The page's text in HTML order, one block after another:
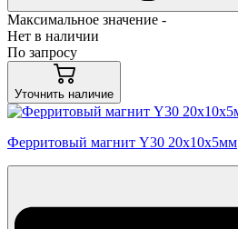
Максимальное значение -
Нет в наличии
По запросу
Уточнить наличие
Ферритовый магнит Y30 20x10x5мм